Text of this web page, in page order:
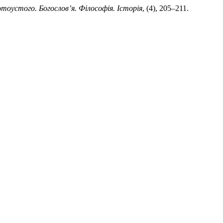
Богослов’я. Філософія. Історія, (4), 205–211.